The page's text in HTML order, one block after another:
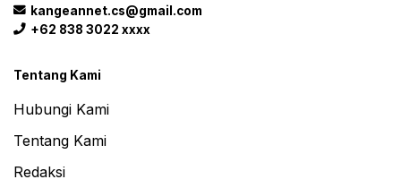
kangeannet.cs@gmail.com
+62 838 3022 xxxx
Tentang Kami
Hubungi Kami
Tentang Kami
Redaksi